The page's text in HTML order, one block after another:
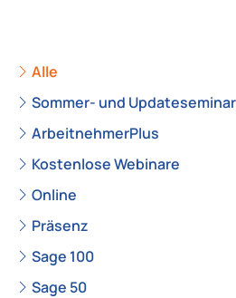
Alle
Sommer- und
ArbeitnehmerPlus
Kostenlose Webinare
Online
Präsenz
Sage 100
Sage 50